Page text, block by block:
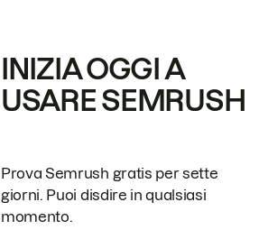
INIZIA OGGI A
USARE SEMRUSH
Prova Semrush gratis per sette
giorni. Puoi disdire in qualsiasi
momento.